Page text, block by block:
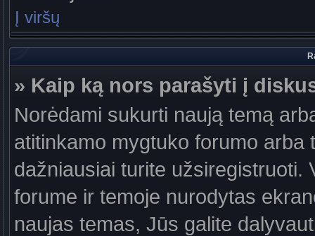
Į viršų
» Kaip ką nors parašyti į
Norėdami sukurti naują temą
atitinkamo mygtuko forumo
dažniausiai turite užsiregistruoti.
forume ir temoje nurodytas
naujas temas, Jūs galite